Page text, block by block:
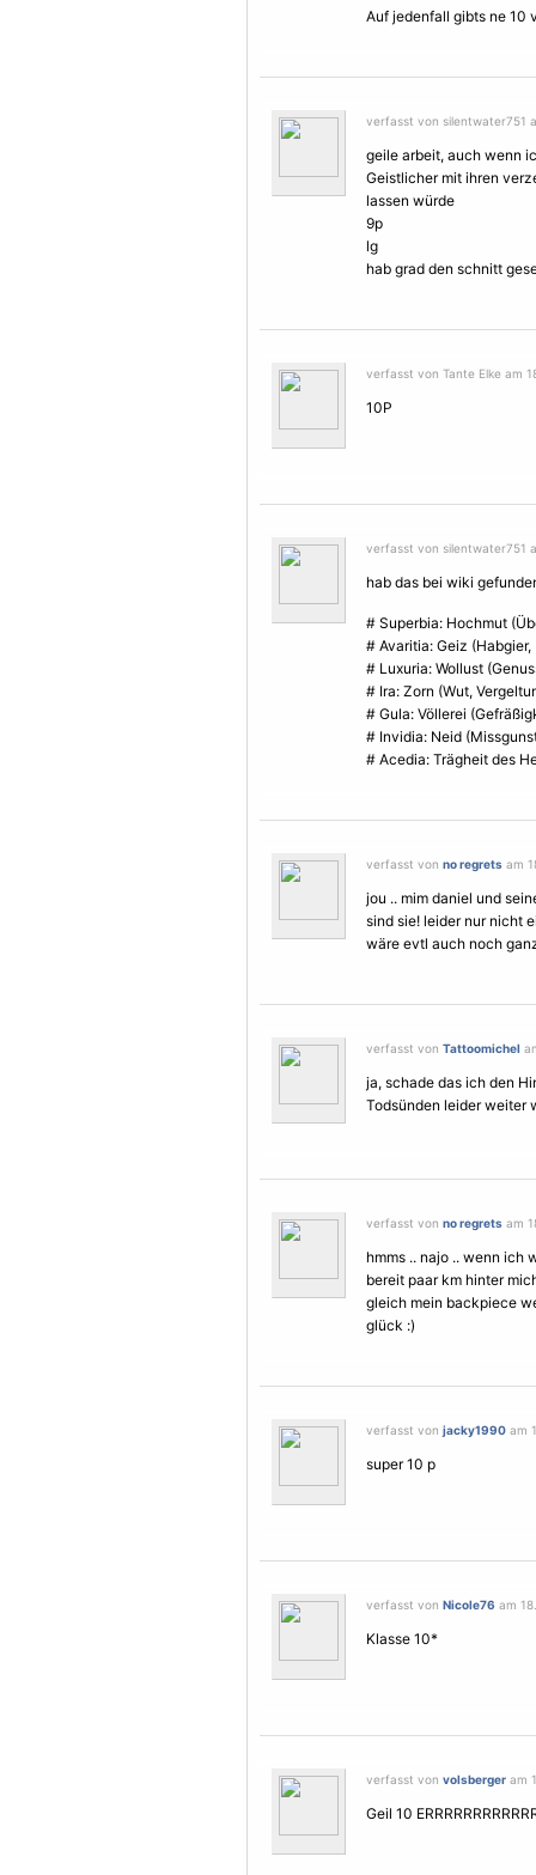
Auf jedenfall gibts ne 10
verfasst von silentwater751
geile arbeit, auch wenn
Geistlicher mit ihren
lassen würde
9p
lg
hab grad den schnitt
verfasst von Tante Elke am
10P
verfasst von silentwater751
hab das bei wiki
# Superbia: Hochmut
# Avaritia: Geiz
# Luxuria: Wollust
# Ira: Zorn (Wut,
# Gula: Völlerei
# Invidia: Neid
# Acedia: Trägheit des
verfasst von no regrets am
jou .. mim daniel und
sind sie! leider nur nicht
wäre evtl auch noch
verfasst von Tattoomichel
ja, schade das ich den
Todsünden leider weiter
verfasst von no regrets am
hmms .. najo .. wenn ich
bereit paar km hinter
gleich mein backpiece
glück :)
verfasst von jacky1990 am
super 10 p
verfasst von Nicole76 am
Klasse 10*
verfasst von volsberger am
Geil 10